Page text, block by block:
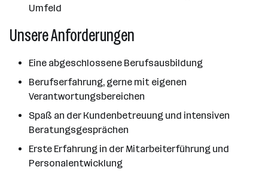
Umfeld
Unsere Anforderungen
Eine abgeschlossene Berufsausbildung
Berufserfahrung, gerne mit eigenen
Verantwortungsbereichen
Spaß an der Kundenbetreuung und intensiven
Beratungsgesprächen
Erste Erfahrung in der Mitarbeiterführung und
Personalentwicklung